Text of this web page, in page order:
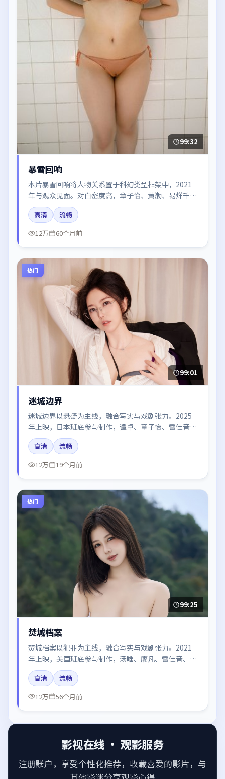
99:32
暴雪回响
本片暴雪回响将人物关系置于科幻类型框架中，2021
年与观众见面。对白密度高，章子怡、黄渤、易烊千玺
的台词节奏值得关注；整体气质偏韩国都市与冷色调摄
影。
高清
流畅
12万
60个月前
热门
99:01
迷城边界
迷城边界以悬疑为主线，融合写实与戏剧张力。2025
年上映，日本班底参与制作，谭卓、章子怡、雷佳音在
片中呈现细腻表演，影像风格统一，配乐与剪辑强化了
情绪曲线。
高清
流畅
12万
19个月前
热门
99:25
焚城档案
焚城档案以犯罪为主线，融合写实与戏剧张力。2021
年上映，美国班底参与制作，汤唯、廖凡、雷佳音、倪
妮、咏梅在片中呈现细腻表演，影像风格统一，配乐与
剪辑强化了情绪曲线。
高清
流畅
12万
56个月前
影视在线 · 观影服务
注册账户，享受个性化推荐，收藏喜爱的影片，与